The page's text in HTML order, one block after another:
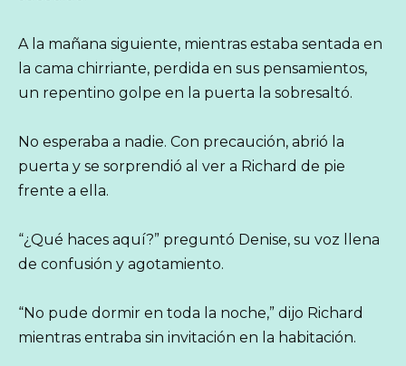
A la mañana siguiente, mientras estaba sentada en
la cama chirriante, perdida en sus pensamientos,
un repentino golpe en la puerta la sobresaltó.
No esperaba a nadie. Con precaución, abrió la
puerta y se sorprendió al ver a Richard de pie
frente a ella.
“¿Qué haces aquí?” preguntó Denise, su voz llena
de confusión y agotamiento.
“No pude dormir en toda la noche,” dijo Richard
mientras entraba sin invitación en la habitación.